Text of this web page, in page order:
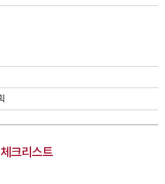
크리스트